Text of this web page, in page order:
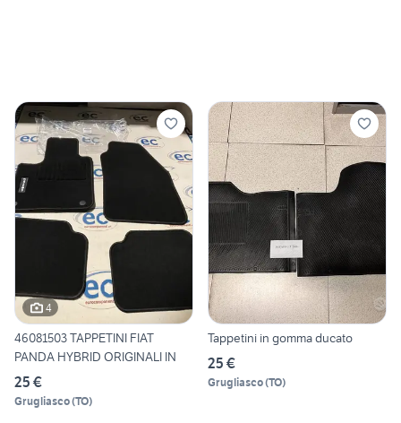
4
46081503 TAPPETINI FIAT
PANDA HYBRID ORIGINALI IN
25 €
Grugliasco(TO)
Tappetini in gomma ducato
25 €
Grugliasco(TO)